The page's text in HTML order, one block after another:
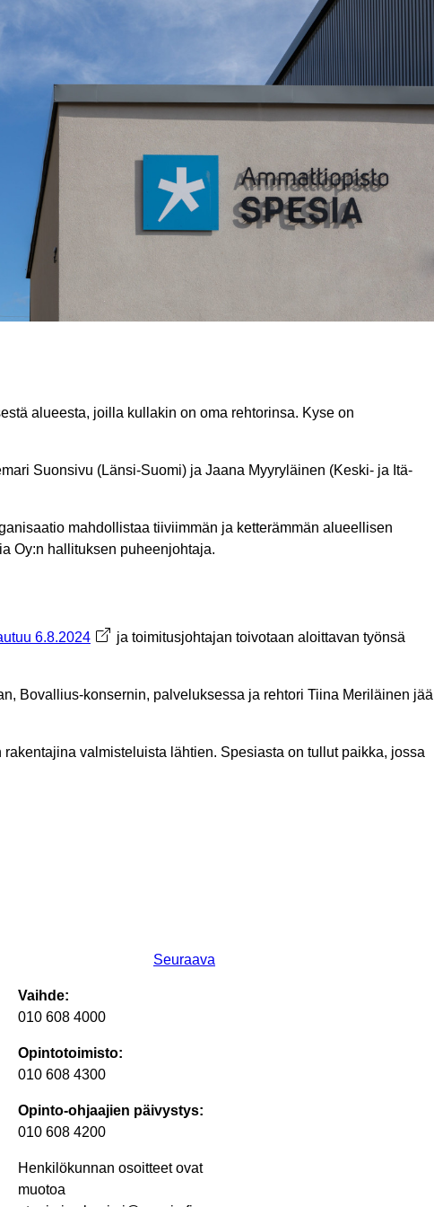
alueesta, joilla kullakin on oma rehtorinsa. Kyse on
Suonsivu (Länsi-Suomi) ja Jaana Myyryläinen (Keski- ja Itä-
mahdollistaa tiiviimmän ja ketterämmän alueellisen
Oy:n hallituksen puheenjohtaja.
6.8.2024 Avautuu uuteen välilehteen
ja toimitusjohtajan toivotaan aloittavan työnsä
Bovallius-konsernin, palveluksessa ja rehtori Tiina Meriläinen jää
valmisteluista lähtien. Spesiasta on tullut paikka, jossa
Seuraava
Vaihde:
010 608 4000
Opintotoimisto:
010 608 4300
Opinto-ohjaajien päivystys:
010 608 4200
Henkilökunnan osoitteet ovat
muotoa